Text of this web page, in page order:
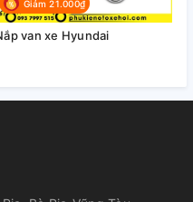
Giảm 21.000₫
van xe Hyundai